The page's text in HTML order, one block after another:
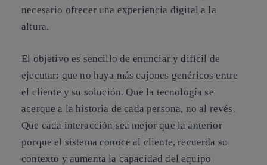
necesario ofrecer una experiencia digital a la
altura.
El objetivo es sencillo de enunciar y difícil de
ejecutar: que no haya más cajones genéricos entre
el cliente y su solución. Que la tecnología se
acerque a la historia de cada persona, no al revés.
Que cada interacción sea mejor que la anterior
porque el sistema conoce al cliente, recuerda su
contexto y aumenta la capacidad del equipo